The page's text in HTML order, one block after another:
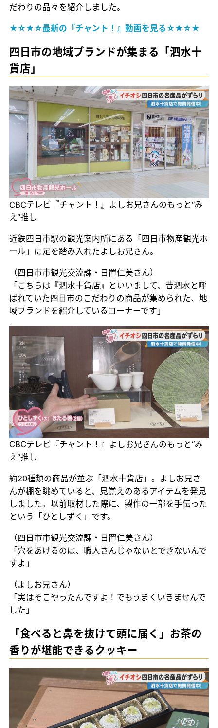
だわりの品々を紹介しました。
★☆★☆最新の『チャント！』動画を見る☆★☆★
四日市の地域ブランドが集まる「泗水十
貨店」
CBCテレビ『チャント！』よしお兄さんのもっと“み
え”推し
近鉄四日市駅の観光案内所にある「四日市物産観光ホ
ール」に足を踏み入れたよしお兄さん。
（四日市市観光交流課・日置仁美さん）
「こちらは『泗水十貨店』といいまして、昔泗水と呼
ばれていた四日市のこだわりの商品が集められた、地
域ブランドを紹介しているコーナーです」
CBCテレビ『チャント！』よしお兄さんのもっと“み
え”推し
約20種類の商品が並ぶ「泗水十貨店」。よしお兄さ
んが棚を眺めていると、見覚えのあるアイテムを発見
しました。以前取材した際に、製作の一部を手伝った
という「ひとしずく」です。
（四日市市観光交流課・日置仁美さん）
「穴をあけるのは、職人さんじゃないとできないんで
すよ」
（よしお兄さん）
「実はそこやったんですよ！でもうまくいきませんで
した」
「食べると鼻を抜けて頭に届く」お茶の
香りが堪能できるクッキー